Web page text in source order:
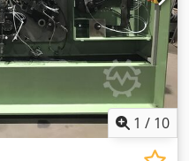
1 / 10